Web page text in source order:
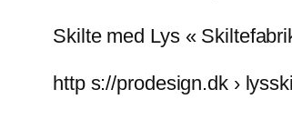
Skilte med Lys «
http s://prodesign.dk ›